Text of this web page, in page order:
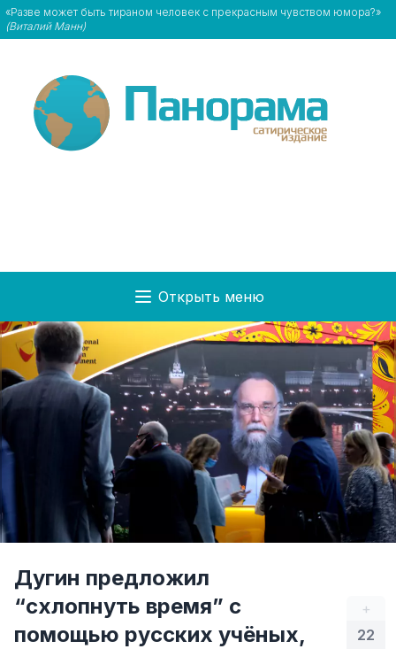
«Разве может быть тираном человек с прекрасным чувством юмора?»
(Виталий Манн)
Открыть меню
+
22
Дугин предложил
“схлопнуть время” с
помощью русских учёных,